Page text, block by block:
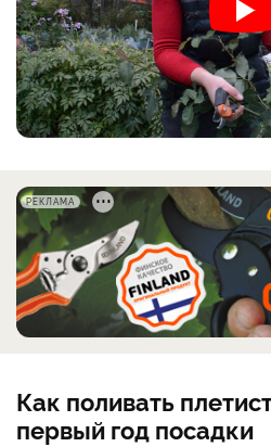
РЕКЛАМА
Как поливать
первый год посадки